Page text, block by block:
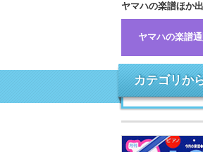
ヤマハの楽譜ほか
ヤマハの楽譜
カテゴリか